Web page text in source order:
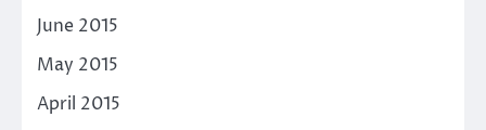
June 2015
May 2015
April 2015